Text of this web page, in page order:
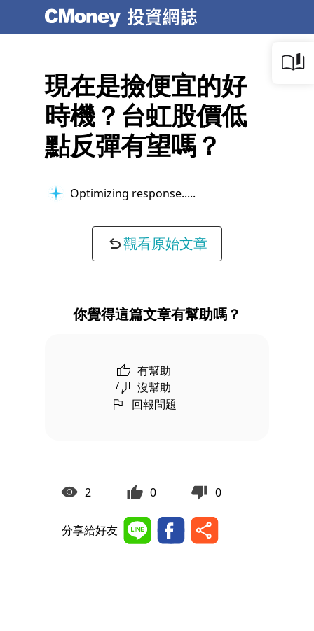
現在是撿便宜的好
時機？台虹股價低
點反彈有望嗎？
Optimizing response...
觀看原始文章
你覺得這篇文章有幫助嗎？
有幫助
沒幫助
回報問題
2 0 0
分享給好友